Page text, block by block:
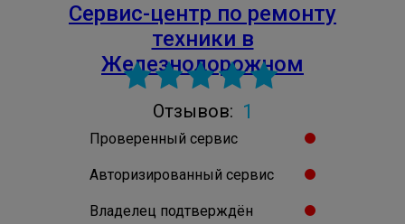
Cервис-центр по ремонту
техники в
Железнодорожном
Отзывов: 1
Проверенный сервис
Авторизированный сервис
Владелец подтверждён